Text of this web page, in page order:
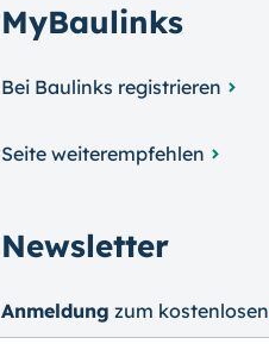
MyBaulinks
Bei Baulinks registrieren
Seite weiterempfehlen
Newsletter
Anmeldung zum kosten­losen